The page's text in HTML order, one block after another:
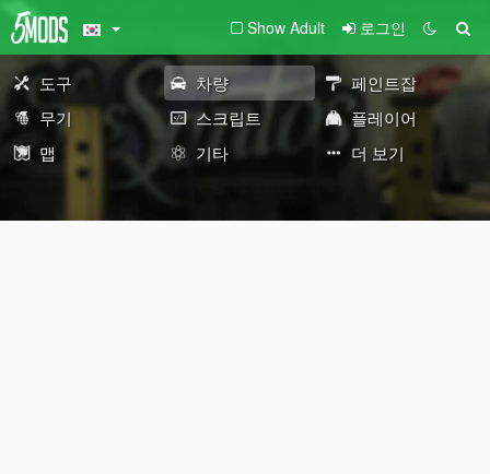
Show Adult 로그인
도구 차량
페인트잡
무기
스크립트
플레이어
맵
기타 더 보기